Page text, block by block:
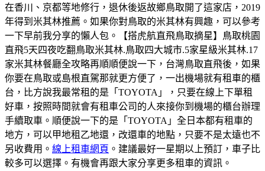
在香川、京都等地修行，退休後返故鄉鳥取開了這家店，2019
年得到米其林推薦。如果你對鳥取的米其林有興趣，可以參考
一下早前我分享的懶人包。【搭虎航直飛鳥取摘星】鳥取桃園
直飛5天四夜吃翻鳥取米其林.鳥取四大城市.5家星級米其林.17
家米其林餐廳全攻略再順順便說一下，台灣鳥取直飛後，如果
你要在鳥取或島根直駕那就更方便了，一出機場就有租車的櫃
台，比方說我最常租的是「TOYOTA」，只要在線上下單租
好車，按照時間就會有租車公司的人來接你到機場的櫃台辦理
手續取車。順便說一下的是「TOYOTA」全日本都有租車的
地方，可以甲地租乙地還，改還車的地點，只要不是太遠也不
另收費用。 線上租車網頁 。建議最好一星期以上預訂，車子比
較多可以選擇。有機會再跟大家分享更多租車的資訊。